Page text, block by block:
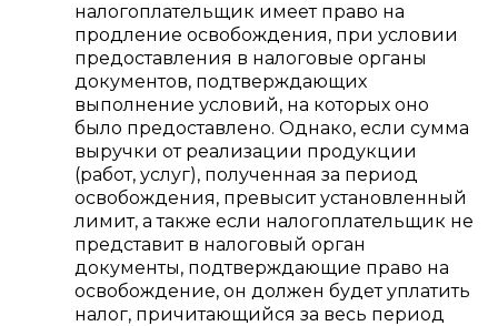
налогоплательщик имеет право на
продление освобождения, при условии
предоставления в налоговые органы
документов, подтверждающих
выполнение условий, на которых оно
было предоставлено. Однако, если сумма
выручки от реализации продукции
(работ, услуг), полученная за период
освобождения, превысит установленный
лимит, а также если налогоплательщик не
представит в налоговый орган
документы, подтверждающие право на
освобождение, он должен будет уплатить
налог, причитающийся за весь период